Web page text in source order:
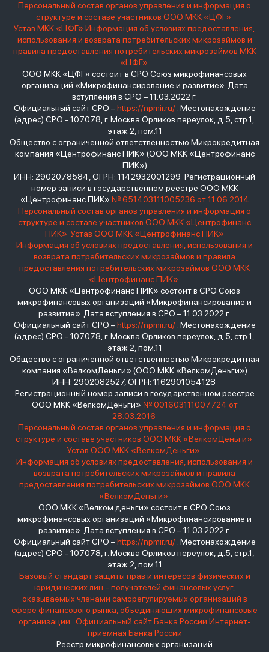
Персональный состав органов управления и информация о
структуре и составе участников ООО МКК «ЦФГ»
Устав МКК «ЦФГ» Информация об условиях предоставления,
использования и возврата потребительских микрозаймов и
правила предоставления потребительских микрозаймов МКК
«ЦФГ»
ООО МКК «ЦФГ» состоит в СРО Союз микрофинансовых
организаций «Микрофинансирование и развитие». Дата
вступления в СРО – 11.03.2022 г.
Официальный сайт СРО –https://npmir.ru/. Местонахождение
(адрес) СРО - 107078, г. Москва Орликов переулок, д.5, стр.1,
этаж 2, пом.11
Общество с ограниченной ответственностью Микрокредитная
компания «Центрофинанс ПИК» (ООО МКК «Центрофинанс
ПИК»)
ИНН: 2902078584, ОГРН: 1142932001299 Регистрационный
номер записи в государственном реестре ООО МКК
«Центрофинанс ПИК» № 651403111005236 от 11.06.2014
Персональный состав органов управления и информация о
структуре и составе участников ООО МКК «Центрофинанс
ПИК» Устав ООО МКК «Центрофинанс ПИК»
Информация об условиях предоставления, использования и
возврата потребительских микрозаймов и правила
предоставления потребительских микрозаймов ООО МКК
«Центрофинанс ПИК»
ООО МКК «Центрофинанс ПИК» состоит в СРО Союз
микрофинансовых организаций «Микрофинансирование и
развитие». Дата вступления в СРО – 11.03.2022 г.
Официальный сайт СРО –https://npmir.ru/. Местонахождение
(адрес) СРО - 107078, г. Москва Орликов переулок, д.5, стр.1,
этаж 2, пом.11
Общество с ограниченной ответственностью Микрокредитная
компания «ВелкомДеньги» (ООО МКК «ВелкомДеньги»)
ИНН: 2902082527, ОГРН: 1162901054128
Регистрационный номер записи в государственном реестре
ООО МКК «ВелкомДеньги» № 001603111007724 от
28.03.2016
Персональный состав органов управления и информация о
структуре и составе участников ООО МКК «ВелкомДеньги»
Устав ООО МКК «ВелкомДеньги»
Информация об условиях предоставления, использования и
возврата потребительских микрозаймов и правила
предоставления потребительских микрозаймов ООО МКК
«ВелкомДеньги»
ООО МКК «Велком деньги» состоит в СРО Союз
микрофинансовых организаций «Микрофинансирование и
развитие». Дата вступления в СРО – 11.03.2022 г.
Официальный сайт СРО –https://npmir.ru/. Местонахождение
(адрес) СРО - 107078, г. Москва Орликов переулок, д.5, стр.1,
этаж 2, пом.11
Базовый стандарт защиты прав и интересов физических и
юридических лиц - получателей финансовых услуг,
оказываемых членами саморегулируемых организаций в
сфере финансового рынка, объединяющих микрофинансовые
организации
Официальный сайт Банка России Интернет-
приемная Банка России
Реестр микрофинансовых организаций